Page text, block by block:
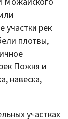
участки рек
плотвы,
Пожня и
навеска,
участках